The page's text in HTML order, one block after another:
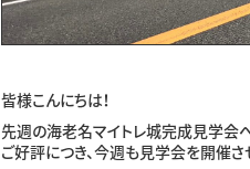
皆様こんにちは！
先週の海老名マイトレ城完成見学会
ご好評につき、今週も見学会を開催さ